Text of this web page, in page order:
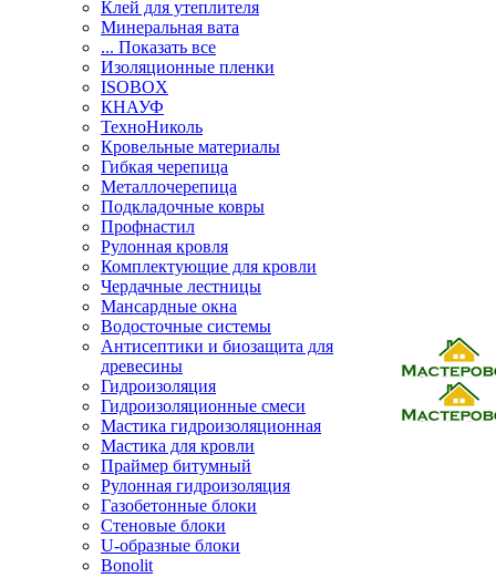
Клей для утеплителя
Минеральная вата
... Показать все
Изоляционные пленки
ISOBOX
КНАУФ
ТехноНиколь
Кровельные материалы
Гибкая черепица
Металлочерепица
Подкладочные ковры
Профнастил
Рулонная кровля
Комплектующие для кровли
Чердачные лестницы
Мансардные окна
Водосточные системы
Антисептики и биозащита для
древесины
Гидроизоляция
Гидроизоляционные смеси
Мастика гидроизоляционная
Мастика для кровли
Праймер битумный
Рулонная гидроизоляция
Газобетонные блоки
Стеновые блоки
U-образные блоки
Bonolit